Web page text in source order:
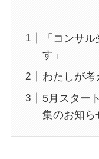
「コンサ
す」
わたしが考
5月スター
集のお知ら